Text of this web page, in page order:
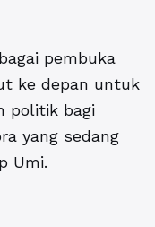
pembuka
ke depan untuk
politik bagi
yang sedang
Umi.